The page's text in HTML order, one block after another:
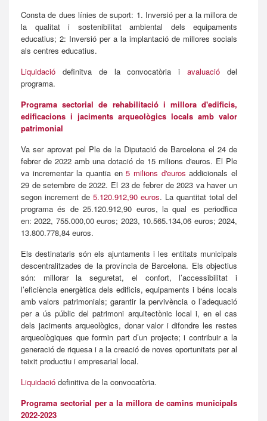
Consta de dues línies de suport: 1. Inversió per a la millora de
la qualitat i sostenibilitat ambiental dels equipaments
educatius; 2: Inversió per a la implantació de millores socials
als centres educatius.
Liquidació definitva de la convocatòria iavaluació del
programa.
Programa sectorial de rehabilitació i millora d'edificis,
edificacions i jaciments arqueològics locals amb valor
patrimonial
Va ser aprovat pel Ple de la Diputació de Barcelona el 24 de
febrer de 2022 amb una dotació de 15 milions d'euros. El Ple
va incrementar la quantia en5 milions d'euros addicionals el
29 de setembre de 2022. El 23 de febrer de 2023 va haver un
segon increment de 5.120.912,90 euros. La quantitat total del
programa és de 25.120.912,90 euros, la qual es periodfica
en: 2022, 755.000,00 euros; 2023, 10.565.134,06 euros; 2024,
13.800.778,84 euros.
Els destinataris són els ajuntaments i les entitats municipals
descentralitzades de la província de Barcelona. Els objectius
són: millorar la seguretat, el confort, l’accessibilitat i
l’eficiència energètica dels edificis, equipaments i béns locals
amb valors patrimonials; garantir la pervivència o l’adequació
per a ús públic del patrimoni arquitectònic local i, en el cas
dels jaciments arqueològics, donar valor i difondre les restes
arqueològiques que formin part d’un projecte; i contribuir a la
generació de riquesa i a la creació de noves oportunitats per al
teixit productiu i empresarial local.
Liquidació definitiva de la convocatòria.
Programa sectorial per a la millora de camins municipals
2022-2023